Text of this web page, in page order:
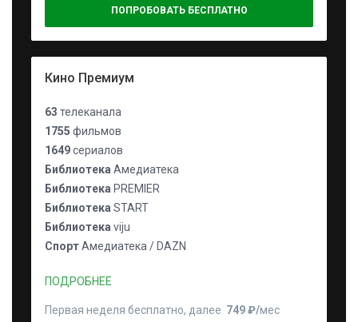
ПОПРОБОВАТЬ БЕСПЛАТНО
Кино Премиум
63 телеканала
1755 фильмов
1649сериалов
Библиотека Амедиатека
Библиотека PREMIER
Библиотека START
Библиотека viju
СпортАмедиатека / DAZN
ПОДРОБНЕЕ
Первая неделя бесплатно, далее 749 ₽⁠/⁠мес